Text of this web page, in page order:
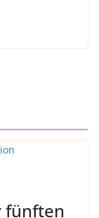
fünften